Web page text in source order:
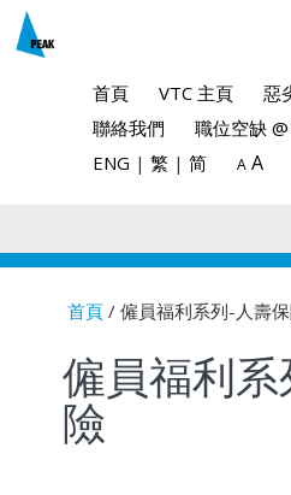
首頁 VTC 主頁
惡
聯絡我們
職位空缺
ENG | 繁 | 简 A A
You are here
首頁/ 僱員福利系列-人壽
僱員福利
險